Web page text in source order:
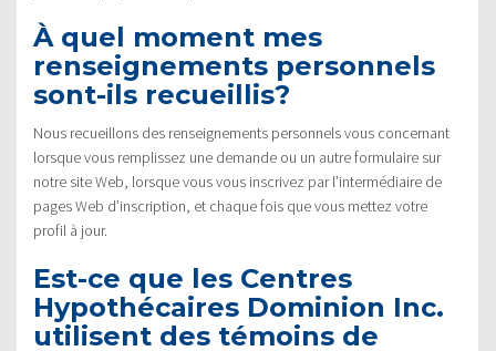
À quel moment mes
renseignements personnels
sont-ils recueillis?
Nous recueillons des renseignements personnels vous concernant
lorsque vous remplissez une demande ou un autre formulaire sur
notre site Web, lorsque vous vous inscrivez par l’intermédiaire de
pages Web d’inscription, et chaque fois que vous mettez votre
profil à jour.
Est-ce que les Centres
Hypothécaires Dominion Inc.
utilisent des témoins de